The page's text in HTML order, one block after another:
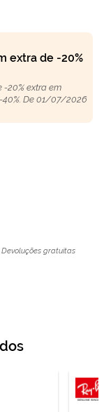
extra de -20%
-20% extra em
40%. De 01/07/2026
Devoluções gratuitas